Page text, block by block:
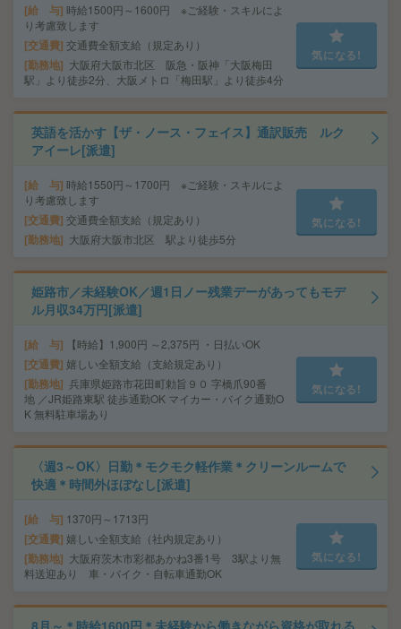
給 与 時給1500円～1600円 ※ご経験・スキルによ
り考慮致します
交通費 交通費全額支給（規定あり）
勤務地
大阪府大阪市北区 阪急・阪神「大阪梅田
駅」より徒歩2分、大阪メトロ「梅田駅」より徒歩4分
気になる!
英語を活かす【ザ・ノース・フェイス】通訳販売 ルク
アイーレ[派遣]
給 与 時給1550円～1700円 ※ご経験・スキルによ
り考慮致します
交通費 交通費全額支給（規定あり）
勤務地 大阪府大阪市北区 駅より徒歩5分
気になる!
姫路市／未経験OK／週1日ノー残業デーがあってもモデ
ル月収34万円[派遣]
給 与 【時給】1,900円 ～2,375円 ・日払いOK
交通費 嬉しい全額支給（支給規定あり）
勤務地 兵庫県姫路市花田町勅旨９０ 字橋爪90番
地 ／JR姫路東駅 徒歩通勤OK マイカー・バイク通勤O
K 無料駐車場あり
気になる!
〈週3～OK〉日勤＊モクモク軽作業＊クリーンルームで
快適＊時間外ほぼなし[派遣]
給 与 1370円～1713円
交通費 嬉しい全額支給（社内規定あり）
勤務地
大阪府茨木市彩都あかね3番1号 3駅より無
料送迎あり 車・バイク・自転車通勤OK
気になる!